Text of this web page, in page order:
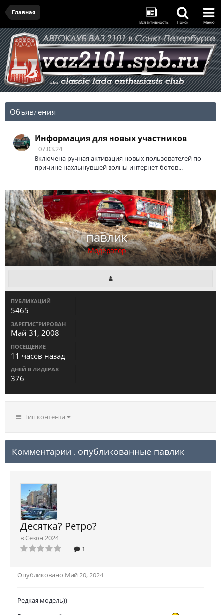
Главная
Вся активность Поиск Меню
Объявления
Информация для новых участников
07.03.24
Включена ручная активация новых пользователей по
причине нахлынувшей волны интернет-ботов...
павлик
Модератор
ПУБЛИКАЦИЙ
5465
ЗАРЕГИСТРИРОВАН
Май 31, 2008
ПОСЕЩЕНИЕ
11 часов назад
ДНЕЙ В ЛИДЕРАХ
376
Тип контента
Комментарии , опубликованные павлик
Десятка? Ретро?
в Сезон 2024
1
Опубликовано Май 20, 2024
Редкая модель))